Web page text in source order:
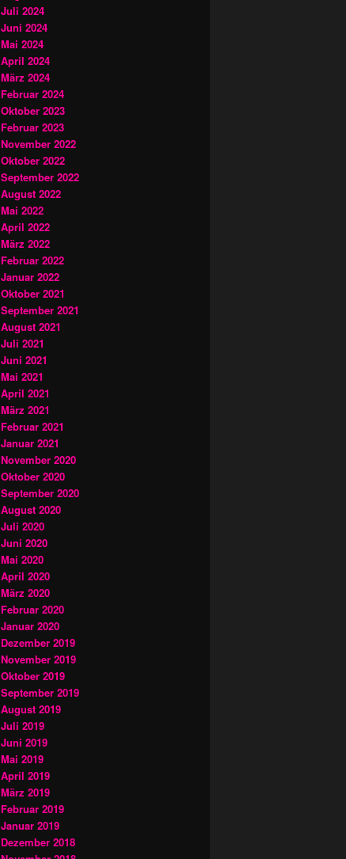
Juli 2024
Juni 2024
Mai 2024
April 2024
März 2024
Februar 2024
Oktober 2023
Februar 2023
November 2022
Oktober 2022
September 2022
August 2022
Mai 2022
April 2022
März 2022
Februar 2022
Januar 2022
Oktober 2021
September 2021
August 2021
Juli 2021
Juni 2021
Mai 2021
April 2021
März 2021
Februar 2021
Januar 2021
November 2020
Oktober 2020
September 2020
August 2020
Juli 2020
Juni 2020
Mai 2020
April 2020
März 2020
Februar 2020
Januar 2020
Dezember 2019
November 2019
Oktober 2019
September 2019
August 2019
Juli 2019
Juni 2019
Mai 2019
April 2019
März 2019
Februar 2019
Januar 2019
Dezember 2018